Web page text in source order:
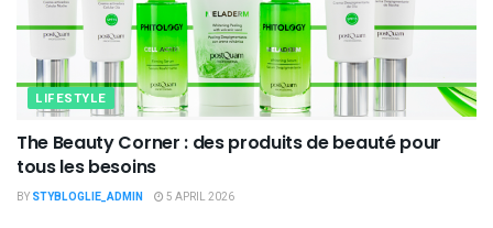
LIFESTYLE
The Beauty Corner : des produits de beauté pour
tous les besoins
BY STYBLOGLIE_ADMIN 5 APRIL 2026